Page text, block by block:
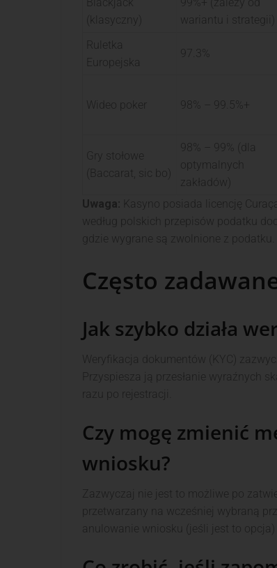
(klasyczny)
wariantu i strategii)
Ruletka
Europejska
97.3%
Wideo poker 98% – 99.5%+
Gry stołowe
(Baccarat, sic bo)
98% – 99% (dla
optymalnych
zakładów)
Uwaga:
Kasyno posiada licencję
według polskich przepisów podatku
gdzie wygrane są zwolnione z podatku.
Często
Jak szybko działa
Weryfikacja dokumentów (KYC)
Przyspiesza ją przesłanie wyraźnych
razu po rejestracji.
Czy mogę zmienić
wniosku?
Zazwyczaj nie jest to możliwe po
przetwarzany na wcześniej wybraną
anulowanie wniosku (jeśli jest to opcja)